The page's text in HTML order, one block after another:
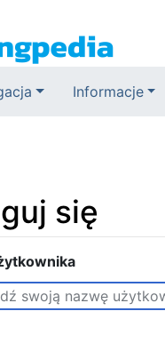
Informacje
się
nawigacja,